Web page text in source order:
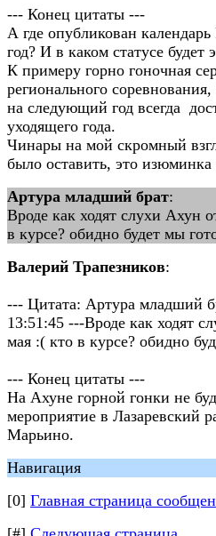
--- Конец цитаты ---
А где опубликован
год? И в каком статусе будет
К примеру горно гоночная
регионального
на следующий год всегда
уходящего года.
Чинары на мой скромный
было оставить, это
Артура младший брат:
Вроде как ходят слухи Ахун
в курсе? обидно будет мы
Валерий Трапезников:
--- Цитата: Артура младший
13:51:45 ---Вроде как ходят
мая :( кто в курсе? обидно
--- Конец цитаты ---
На Ахуне горной гонки не
мероприятие в Лазаревский
Марьино.
Навигация
[0] Главная страница